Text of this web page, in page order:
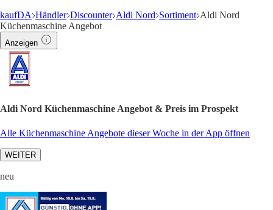
kaufDA Händler Discounter Aldi Nord Sortiment Aldi Nord
Küchenmaschine Angebot
Anzeigen
Aldi Nord Küchenmaschine Angebot & Preis im Prospekt
Alle Küchenmaschine Angebote dieser Woche in der App öffnen
WEITER
neu